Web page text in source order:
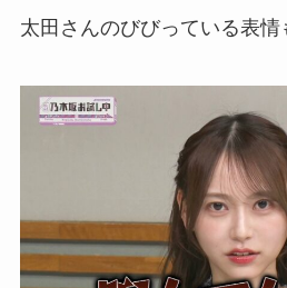
太田さんのびびっている表